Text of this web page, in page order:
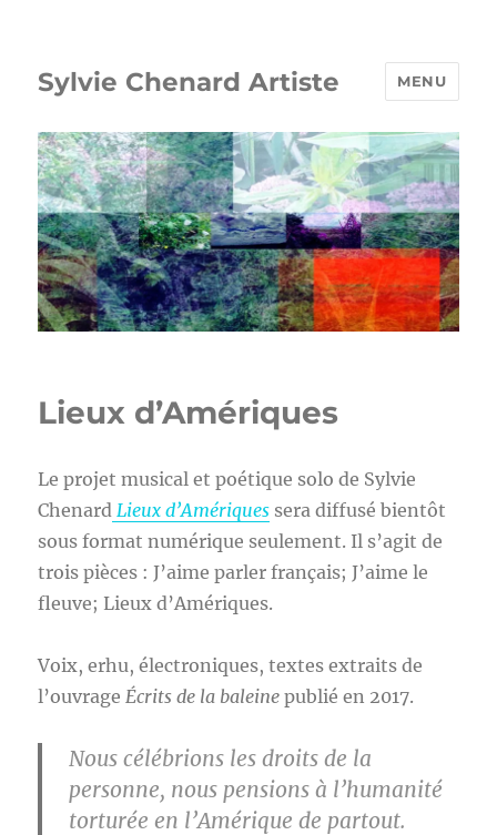
Sylvie Chenard Artiste MENU
Lieux d’Amériques
Le projet musical et poétique solo de Sylvie
Chenard Lieux d’Amériques sera diffusé bientôt
sous format numérique seulement. Il s’agit de
trois pièces : J’aime parler français; J’aime le
fleuve; Lieux d’Amériques.
Voix, erhu, électroniques, textes extraits de
l’ouvrage Écrits de la baleine publié en 2017.
Nous célébrions les droits de la
personne, nous pensions à l’humanité
torturée en l’Amérique de partout.